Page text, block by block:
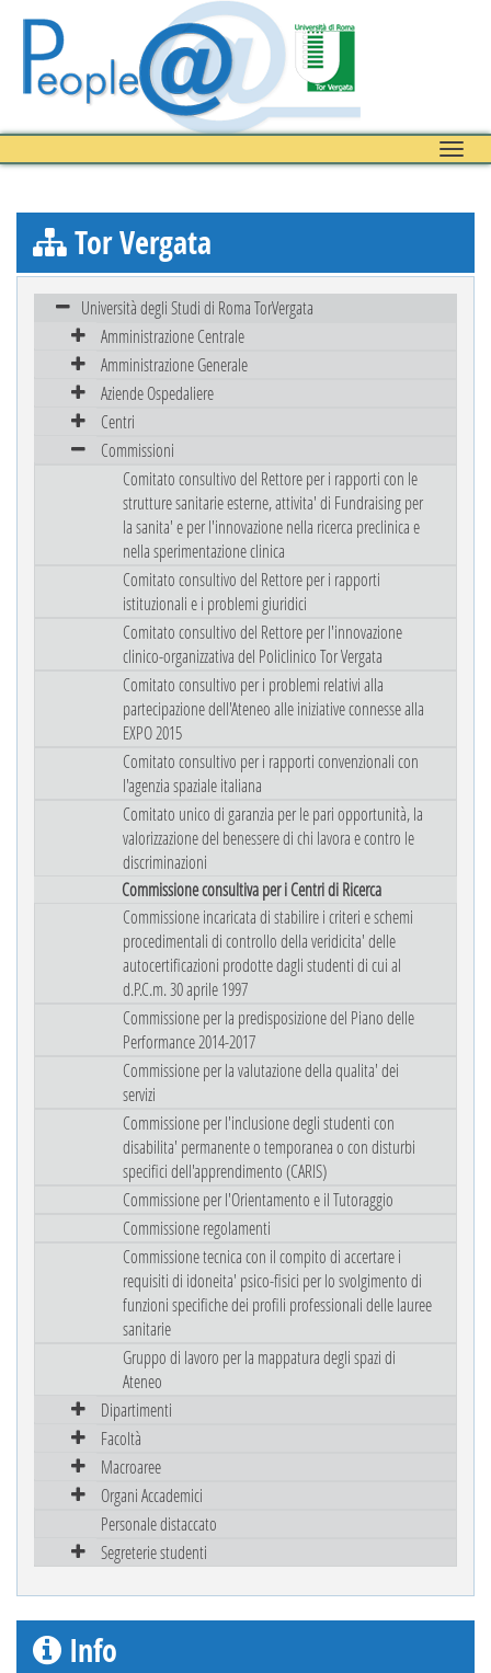
Toggle
Tor Vergata
Università degli Studi di Roma TorVergata
Amministrazione Centrale
Amministrazione Generale
Aziende Ospedaliere
Centri
Commissioni
Comitato consultivo del Rettore per i rapporti con le
strutture sanitarie esterne, attivita' di Fundraising per
la sanita' e per l'innovazione nella ricerca preclinica e
nella sperimentazione clinica
Comitato consultivo del Rettore per i rapporti
istituzionali e i problemi giuridici
Comitato consultivo del Rettore per l'innovazione
clinico-organizzativa del Policlinico Tor Vergata
Comitato consultivo per i problemi relativi alla
partecipazione dell'Ateneo alle iniziative connesse alla
EXPO 2015
Comitato consultivo per i rapporti convenzionali con
l'agenzia spaziale italiana
Comitato unico di garanzia per le pari opportunità, la
valorizzazione del benessere di chi lavora e contro le
discriminazioni
Commissione consultiva per i Centri di Ricerca
Commissione incaricata di stabilire i criteri e schemi
procedimentali di controllo della veridicita' delle
autocertificazioni prodotte dagli studenti di cui al
d.P.C.m. 30 aprile 1997
Commissione per la predisposizione del Piano delle
Performance 2014-2017
Commissione per la valutazione della qualita' dei
servizi
Commissione per l'inclusione degli studenti con
disabilita' permanente o temporanea o con disturbi
specifici dell'apprendimento (CARIS)
Commissione per l'Orientamento e il Tutoraggio
Commissione regolamenti
Commissione tecnica con il compito di accertare i
requisiti di idoneita' psico-fisici per lo svolgimento di
funzioni specifiche dei profili professionali delle lauree
sanitarie
Gruppo di lavoro per la mappatura degli spazi di
Ateneo
Dipartimenti
Facoltà
Macroaree
Organi Accademici
Personale distaccato
Segreterie studenti
Info